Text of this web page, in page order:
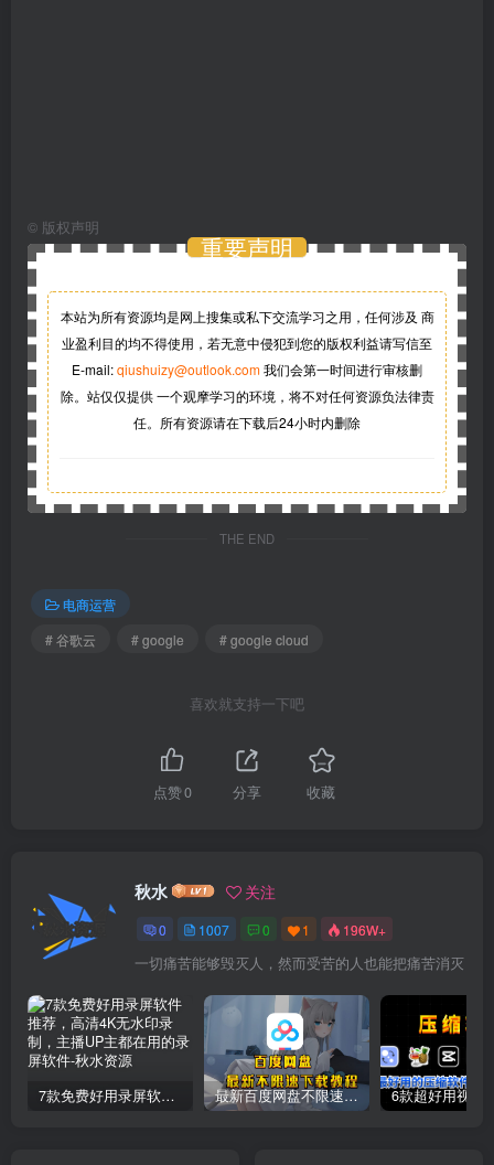
© 版权声明
重要声明
本站为所有资源均是网上搜集或私下交流学习之用，任何涉及 商
业盈利目的均不得使用，若无意中侵犯到您的版权利益请写信至
E-mail:qiushuizy@outlook.com我们会第一时间进行审核删
除。站仅仅提供 一个观摩学习的环境，将不对任何资源负法律责
任。所有资源请在下载后24小时内删除
THE END
电商运营
# 谷歌云
# google # google cloud
喜欢就支持一下吧
点赞0 分享 收藏
秋水 关注
0 1007 0 1 196W+
一切痛苦能够毁灭人，然而受苦的人也能把痛苦消灭
7款免费好用录屏软件推荐，高清4K无水印录制，主播UP主都在用的录屏软件 最新百度网盘不限速下载教程